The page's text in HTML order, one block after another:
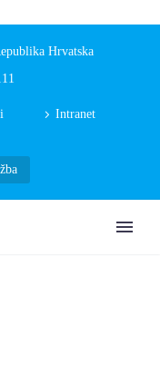
Hrvatska
Intranet